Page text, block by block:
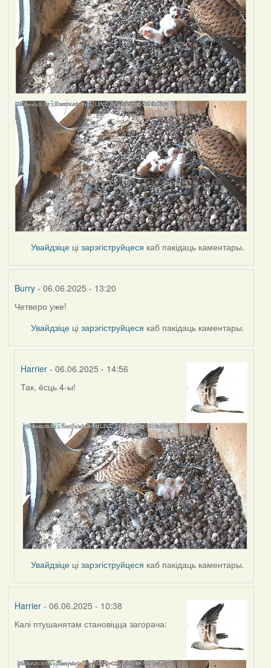
Увайдзіце цізарэгіструйцеся каб пакідаць каментары.
Burry- 06.06.2025 - 13:20
Четверо уже!
Увайдзіце цізарэгіструйцеся каб пакідаць каментары.
Harrier - 06.06.2025 - 14:56
In
by
Burry
Так, ёсць 4-ы!
Увайдзіце цізарэгіструйцеся каб пакідаць каментары.
Harrier- 06.06.2025 - 10:38
Калі птушанятам становіцца загорача: